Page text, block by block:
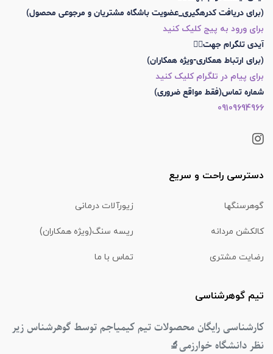
(برای دریافت کدرهگیری_عضویت باشگاه مشتریان و مرجوعی محصول)
برای ورود به پیج کلیک کنید
آیدی تلگرام جهت👇🏼
(برای ارتباط همکاری-ویژه همکاران)
برای پیام در تلگرام کلیک کنید
شماره تماس(فقط مواقع ضروری)
09109694966
دسترسی راحت و سریع
گوهرسنگها زیورآلات درمانی
کالکشن مردانه ریسه سنگ(ویژه همکاران)
رضایت مشتری تماس با ما
تیم گوهرشناسی
کارشناسی رایگان محصولات تیم کیمیاجم توسط گوهرشناس زیر
نظر دانشگاه خوارزمی🔬